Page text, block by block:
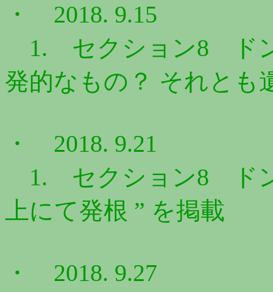
・ 2018. 9.15
1. セクション8 ドン
発的なもの？ それとも
・ 2018. 9.21
1. セクション8 ドン
上にて発根 ” を掲載
・ 2018. 9.27